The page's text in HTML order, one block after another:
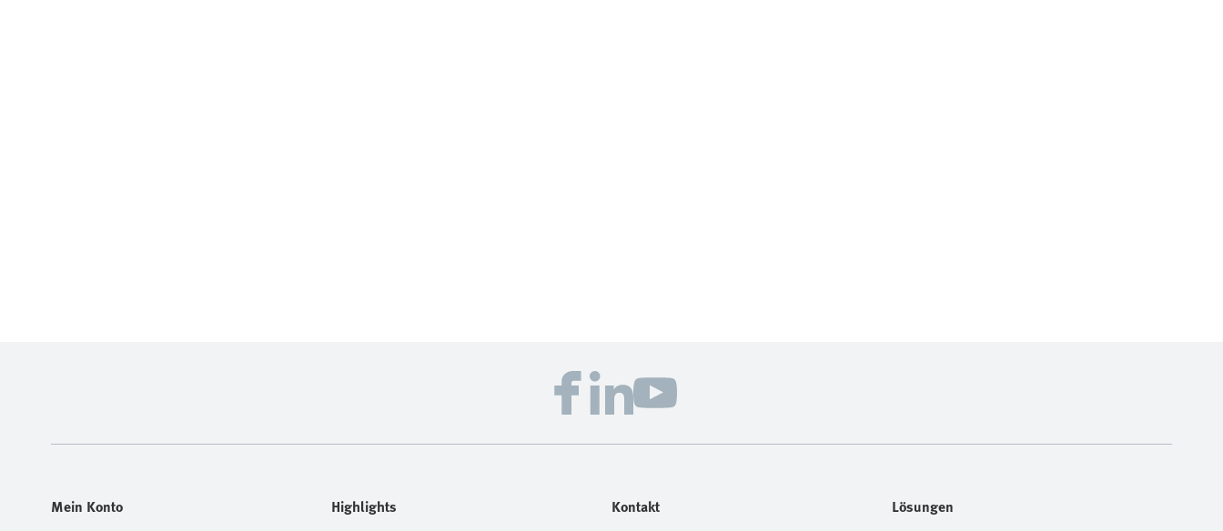
Mein Konto
Highlights
Kontakt
Lösungen